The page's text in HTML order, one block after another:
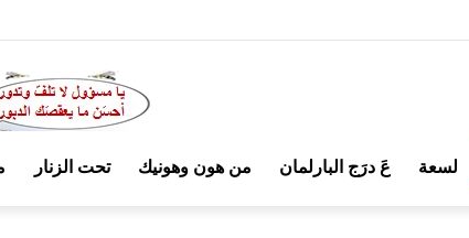
لسعة عَ درَج البارلمان من هون وهونيك تحت الزنار